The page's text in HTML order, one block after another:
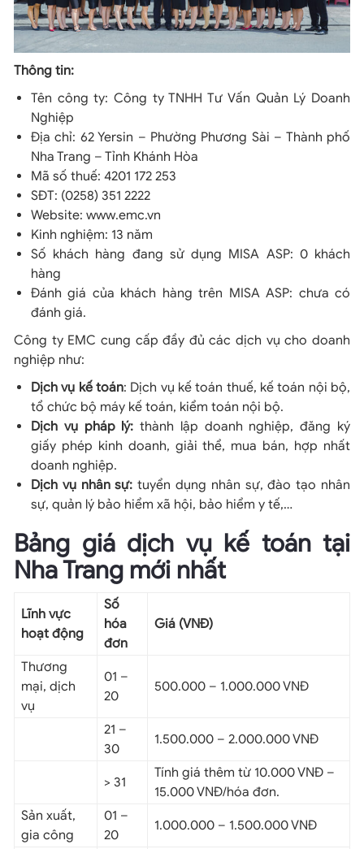
Thông tin:
Tên công ty: Công ty TNHH Tư Vấn Quản Lý Doanh
Nghiệp
Địa chỉ: 62 Yersin – Phường Phương Sài – Thành phố
Nha Trang – Tỉnh Khánh Hòa
Mã số thuế: 4201 172 253
SĐT: (0258) 351 2222
Website: www.emc.vn
Kinh nghiệm: 13 năm
Số khách hàng đang sử dụng MISA ASP: 0 khách
hàng
Đánh giá của khách hàng trên MISA ASP: chưa có
đánh giá.
Công ty EMC cung cấp đầy đủ các dịch vụ cho doanh
nghiệp như:
Dịch vụ kế toán: Dịch vụ kế toán thuế, kế toán nội bộ,
tổ chức bộ máy kế toán, kiểm toán nội bộ.
Dịch vụ pháp lý: thành lập doanh nghiệp, đăng ký
giấy phép kinh doanh, giải thể, mua bán, hợp nhất
doanh nghiệp.
Dịch vụ nhân sự: tuyển dụng nhân sự, đào tạo nhân
sự, quản lý bảo hiểm xã hội, bảo hiểm y tế,…
Bảng giá dịch vụ kế toán tại
Nha Trang mới nhất
Lĩnh vực
hoạt động
Số
hóa
đơn
Giá (VNĐ)
Thương
mại, dịch
vụ
01 –
20
500.000 – 1.000.000 VNĐ
21 –
30
1.500.000 – 2.000.000 VNĐ
> 31
Tính giá thêm từ 10.000 VNĐ –
15.000 VNĐ/hóa đơn.
Sản xuất,
gia công
01 –
20
1.000.000 – 1.500.000 VNĐ